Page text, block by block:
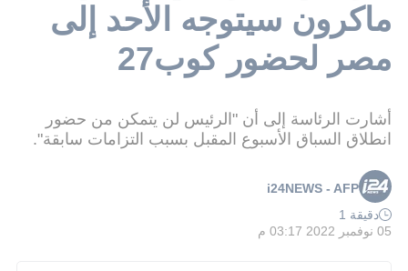
ماكرون سيتوجه الأحد إلى
مصر لحضور كوب27
أشارت الرئاسة إلى أن "الرئيس لن يتمكن من حضور
انطلاق السباق الأسبوع المقبل بسبب التزامات سابقة".
i24NEWS - AFP
دقيقة 1
05 نوفمبر 2022 03:17 م